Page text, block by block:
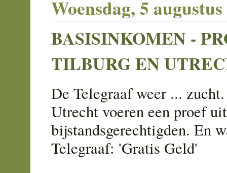
Woensdag, 5
BASISINKOMEN -
TILBURG EN
De Telegraaf weer ...
Utrecht voeren een proef
bijstandsgerechtigden. En
Telegraaf: 'Gratis Geld'